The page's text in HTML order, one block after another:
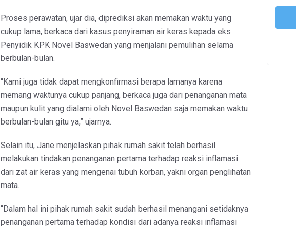
Proses perawatan, ujar dia, diprediksi akan memakan waktu yang
cukup lama, berkaca dari kasus penyiraman air keras kepada eks
Penyidik KPK Novel Baswedan yang menjalani pemulihan selama
berbulan-bulan.
“Kami juga tidak dapat mengkonfirmasi berapa lamanya karena
memang waktunya cukup panjang, berkaca juga dari penanganan mata
maupun kulit yang dialami oleh Novel Baswedan saja memakan waktu
berbulan-bulan gitu ya,” ujarnya.
Selain itu, Jane menjelaskan pihak rumah sakit telah berhasil
melakukan tindakan penanganan pertama terhadap reaksi inflamasi
dari zat air keras yang mengenai tubuh korban, yakni organ penglihatan
mata.
“Dalam hal ini pihak rumah sakit sudah berhasil menangani setidaknya
penanganan pertama terhadap kondisi dari adanya reaksi inflamasi